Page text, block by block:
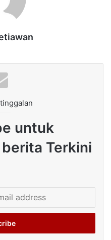
untuk
Terkini